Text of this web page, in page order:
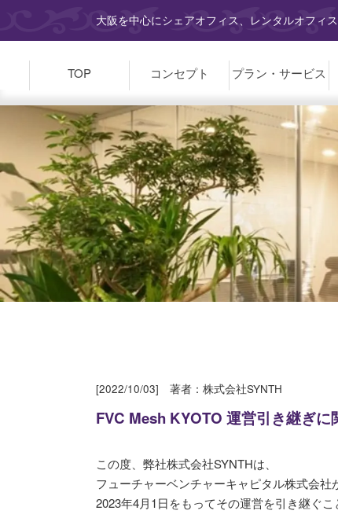
大阪を中心にシェアオフィス、レンタルオフィ
TOP コンセプト プラン・ サービス
[2022/10/03] 著者：株式会社SYNTH
FVC Mesh KYOTO 運営引き継ぎに
この度、弊社株式会社SYNTHは、
フューチャーベンチャーキャピタル株式会
2023年4月1日をもってその運営を引き継ぐ